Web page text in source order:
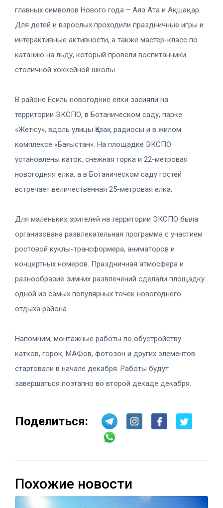
главных символов Нового года – Аяз Ата и Ақшақар.
Для детей и взрослых проходили праздничные игры и
интерактивные активности, а также мастер-класс по
катанию на льду, который провели воспитанники
столичной хоккейной школы.
В районе Есиль новогодние елки засияли на
территории ЭКСПО, в Ботаническом саду, парке
«Жетісу», вдоль улицы Қазақ радиосы и в жилом
комплексе «Бағыстан». На площадке ЭКСПО
установлены каток, снежная горка и 22-метровая
новогодняя елка, а в Ботаническом саду гостей
встречает величественная 25-метровая елка.
Для маленьких зрителей на территории ЭКСПО была
организована развлекательная программа с участием
ростовой куклы-трансформера, аниматоров и
концертных номеров. Праздничная атмосфера и
разнообразие зимних развлечений сделали площадку
одной из самых популярных точек новогоднего
отдыха района.
Напомним, монтажные работы по обустройству
катков, горок, МАФов, фотозон и других элементов
стартовали в начале декабря. Работы будут
завершаться поэтапно во второй декаде декабря.
Поделиться:
Похожие новости